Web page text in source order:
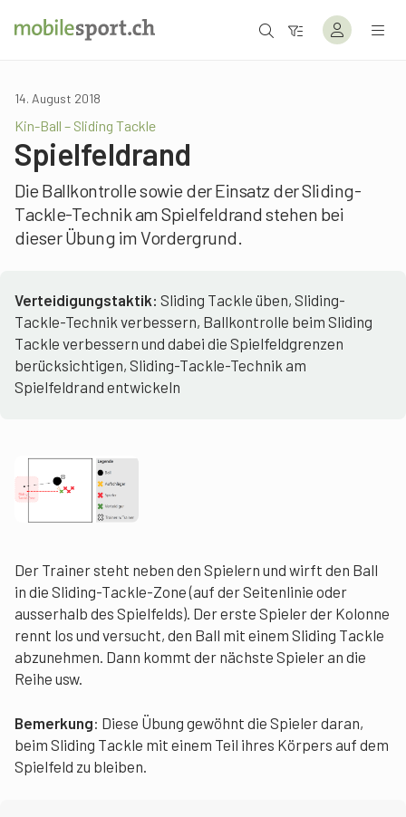
14. August 2018
Kin-Ball – Sliding Tackle
Spielfeldrand
Die Ballkontrolle sowie der Einsatz der Sliding-
Tackle-Technik am Spielfeldrand stehen bei
dieser Übung im Vordergrund.
Verteidigungstaktik: Sliding Tackle üben, Sliding-
Tackle-Technik verbessern, Ballkontrolle beim Sliding
Tackle verbessern und dabei die Spielfeldgrenzen
berücksichtigen, Sliding-Tackle-Technik am
Spielfeldrand entwickeln
Der Trainer steht neben den Spielern und wirft den Ball
in die Sliding-Tackle-Zone (auf der Seitenlinie oder
ausserhalb des Spielfelds). Der erste Spieler der Kolonne
rennt los und versucht, den Ball mit einem Sliding Tackle
abzunehmen. Dann kommt der nächste Spieler an die
Reihe usw.
Bemerkung: Diese Übung gewöhnt die Spieler daran,
beim Sliding Tackle mit einem Teil ihres Körpers auf dem
Spielfeld zu bleiben.